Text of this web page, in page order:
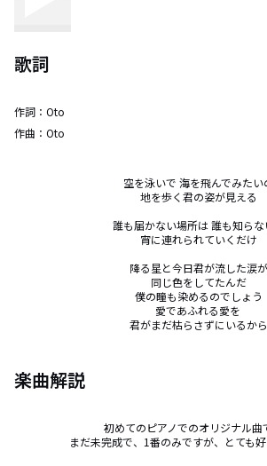
歌詞
作詞： Oto
作曲： Oto
空を泳いで 海を飛んでみたい
地を歩く君の姿が見える
誰も届かない場所は 誰も知らな
宵に連れられていくだけ
降る星と今日君が流した涙が
同じ色をしてたんだ
僕の瞳も染めるのでしょう
愛であふれる愛を
君がまだ枯らさずにいるから
楽曲解説
初めてのピアノでのオリジナル曲
まだ未完成で、1番のみですが、とても好